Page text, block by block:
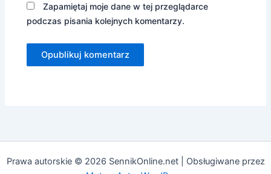
Zapamiętaj moje dane w tej przeglądarce
podczas pisania kolejnych komentarzy.
Prawa autorskie © 2026 SennikOnline.net | Obsługiwane przez